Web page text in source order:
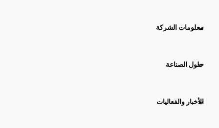
معلومات الشركة
حلول الصناعة
الأخبار والفعاليات